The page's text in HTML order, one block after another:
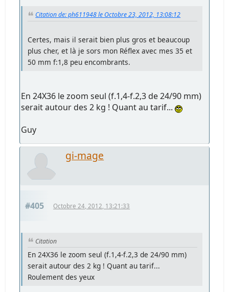
Citation de: ph611948 le Octobre 23, 2012, 13:08:12
Certes, mais il serait bien plus gros et beaucoup
plus cher, et là je sors mon Réflex avec mes 35 et
50 mm f:1,8 peu encombrants.
En 24X36 le zoom seul (f.1,4-f.2,3 de 24/90 mm)
serait autour des 2 kg ! Quant au tarif...
Guy
gi-mage
#405 Octobre 24, 2012, 13:21:33
Citation
En 24X36 le zoom seul (f.1,4-f.2,3 de 24/90 mm)
serait autour des 2 kg ! Quant au tarif...
Roulement des yeux